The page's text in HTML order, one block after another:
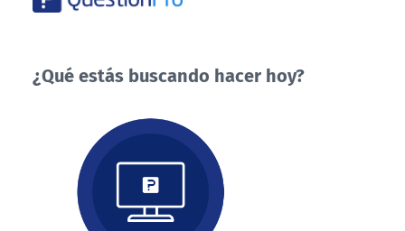
¿Qué estás buscando hacer hoy?
buscando
hacer